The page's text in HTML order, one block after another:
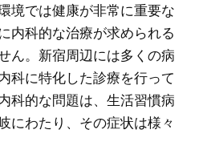
境では健康が非常に重要な
内科的な治療が求められる
ん。新宿周辺には多くの病
科に特化した診療を行って
科的な問題は、生活習慣病
にわたり、その症状は様々